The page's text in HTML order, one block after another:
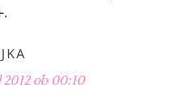
2012 ob 00:10